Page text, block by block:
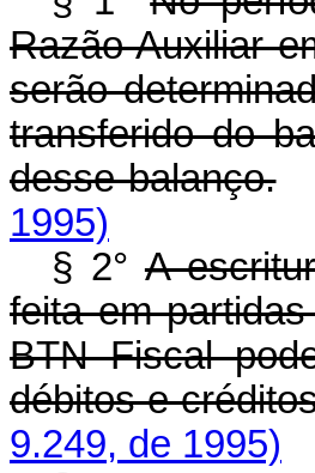
Razão Auxiliar
serão
transferido do
desse balanço.
1995)
§ 2°A
feita em
BTN Fiscal
débitos e
9.249, de 1995)